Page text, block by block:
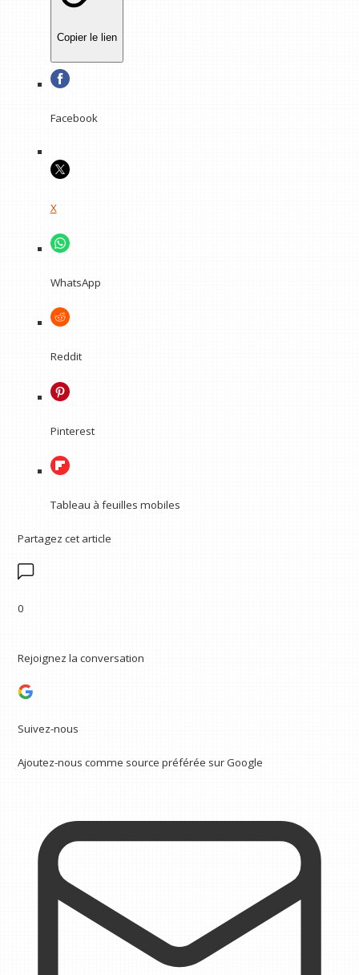
Copier le lien
Facebook
X
WhatsApp
Reddit
Pinterest
Tableau à feuilles mobiles
Partagez cet article
0
Rejoignez la conversation
Suivez-nous
Ajoutez-nous comme source préférée sur Google